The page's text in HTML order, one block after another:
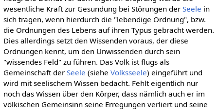
wesentliche Kraft zur Gesundung bei Störungen der Seele in
sich tragen, wenn hierdurch die "lebendige Ordnung", bzw.
die Ordnungen des Lebens auf ihren Typus gebracht werden.
Dies allerdings setzt den Wissenden voraus, der diese
Ordnungen kennt, um den Unwissenden durch sein
"wissendes Feld" zu führen. Das Volk ist flugs als
Gemeinschaft der Seele (siehe Volksseele) eingeführt und
wird mit seelischem Wissen bedacht. Fehlt eigentlich nur
noch das Wissen über den Körper, dass nämlich auch er im
völkischen Gemeinsinn seine Erregungen verliert und seine